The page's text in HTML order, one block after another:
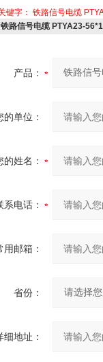
键字： 铁路信号电缆
铁路信号电缆 PTYA23-
产品：
的单位：
的姓名：
系电话：
用邮箱：
省份：
细地址：